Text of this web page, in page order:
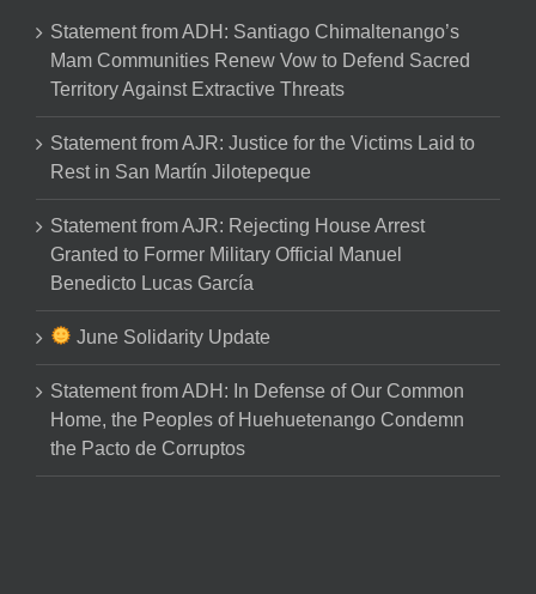
Statement from ADH: Santiago Chimaltenango’s
Mam Communities Renew Vow to Defend Sacred
Territory Against Extractive Threats
Statement from AJR: Justice for the Victims Laid to
Rest in San Martín Jilotepeque
Statement from AJR: Rejecting House Arrest
Granted to Former Military Official Manuel
Benedicto Lucas García
June Solidarity Update
Statement from ADH: In Defense of Our Common
Home, the Peoples of Huehuetenango Condemn
the Pacto de Corruptos